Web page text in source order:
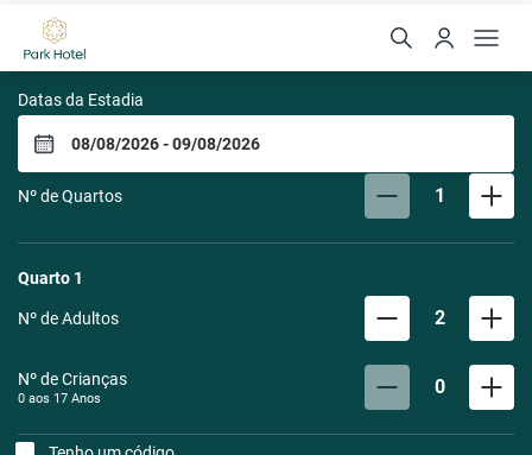
Park Hotel Modelo
Datas da Estadia
Nº de Quartos 1
Quarto 1
Nº de Adultos 2
Nº de Crianças
0 aos 17 Anos 0